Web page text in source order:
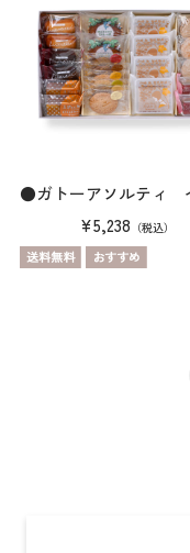
●ガトーアソルティ
¥5,238 （税込）